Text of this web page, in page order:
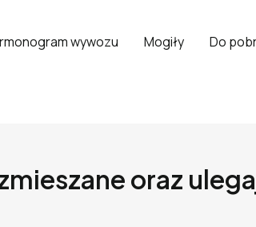
wywozu Mogiły Do
oraz